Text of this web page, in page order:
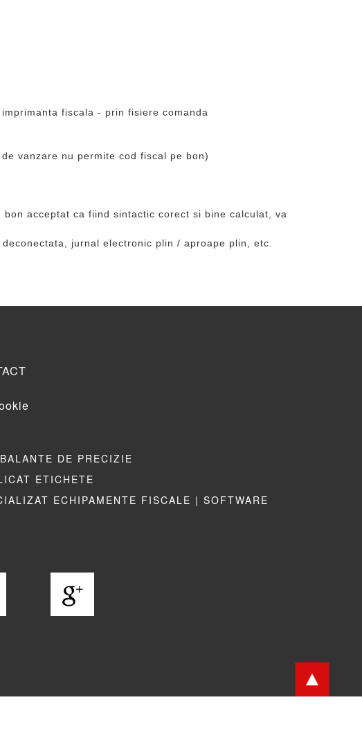
fiscala - prin fisiere comanda
vanzare nu permite cod fiscal pe bon)
acceptat ca fiind sintactic corect si bine calculat, va
jurnal electronic plin / aproape plin, etc.
BALANTE DE PRECIZIE
ETICHETE
ECHIPAMENTE FISCALE | SOFTWARE